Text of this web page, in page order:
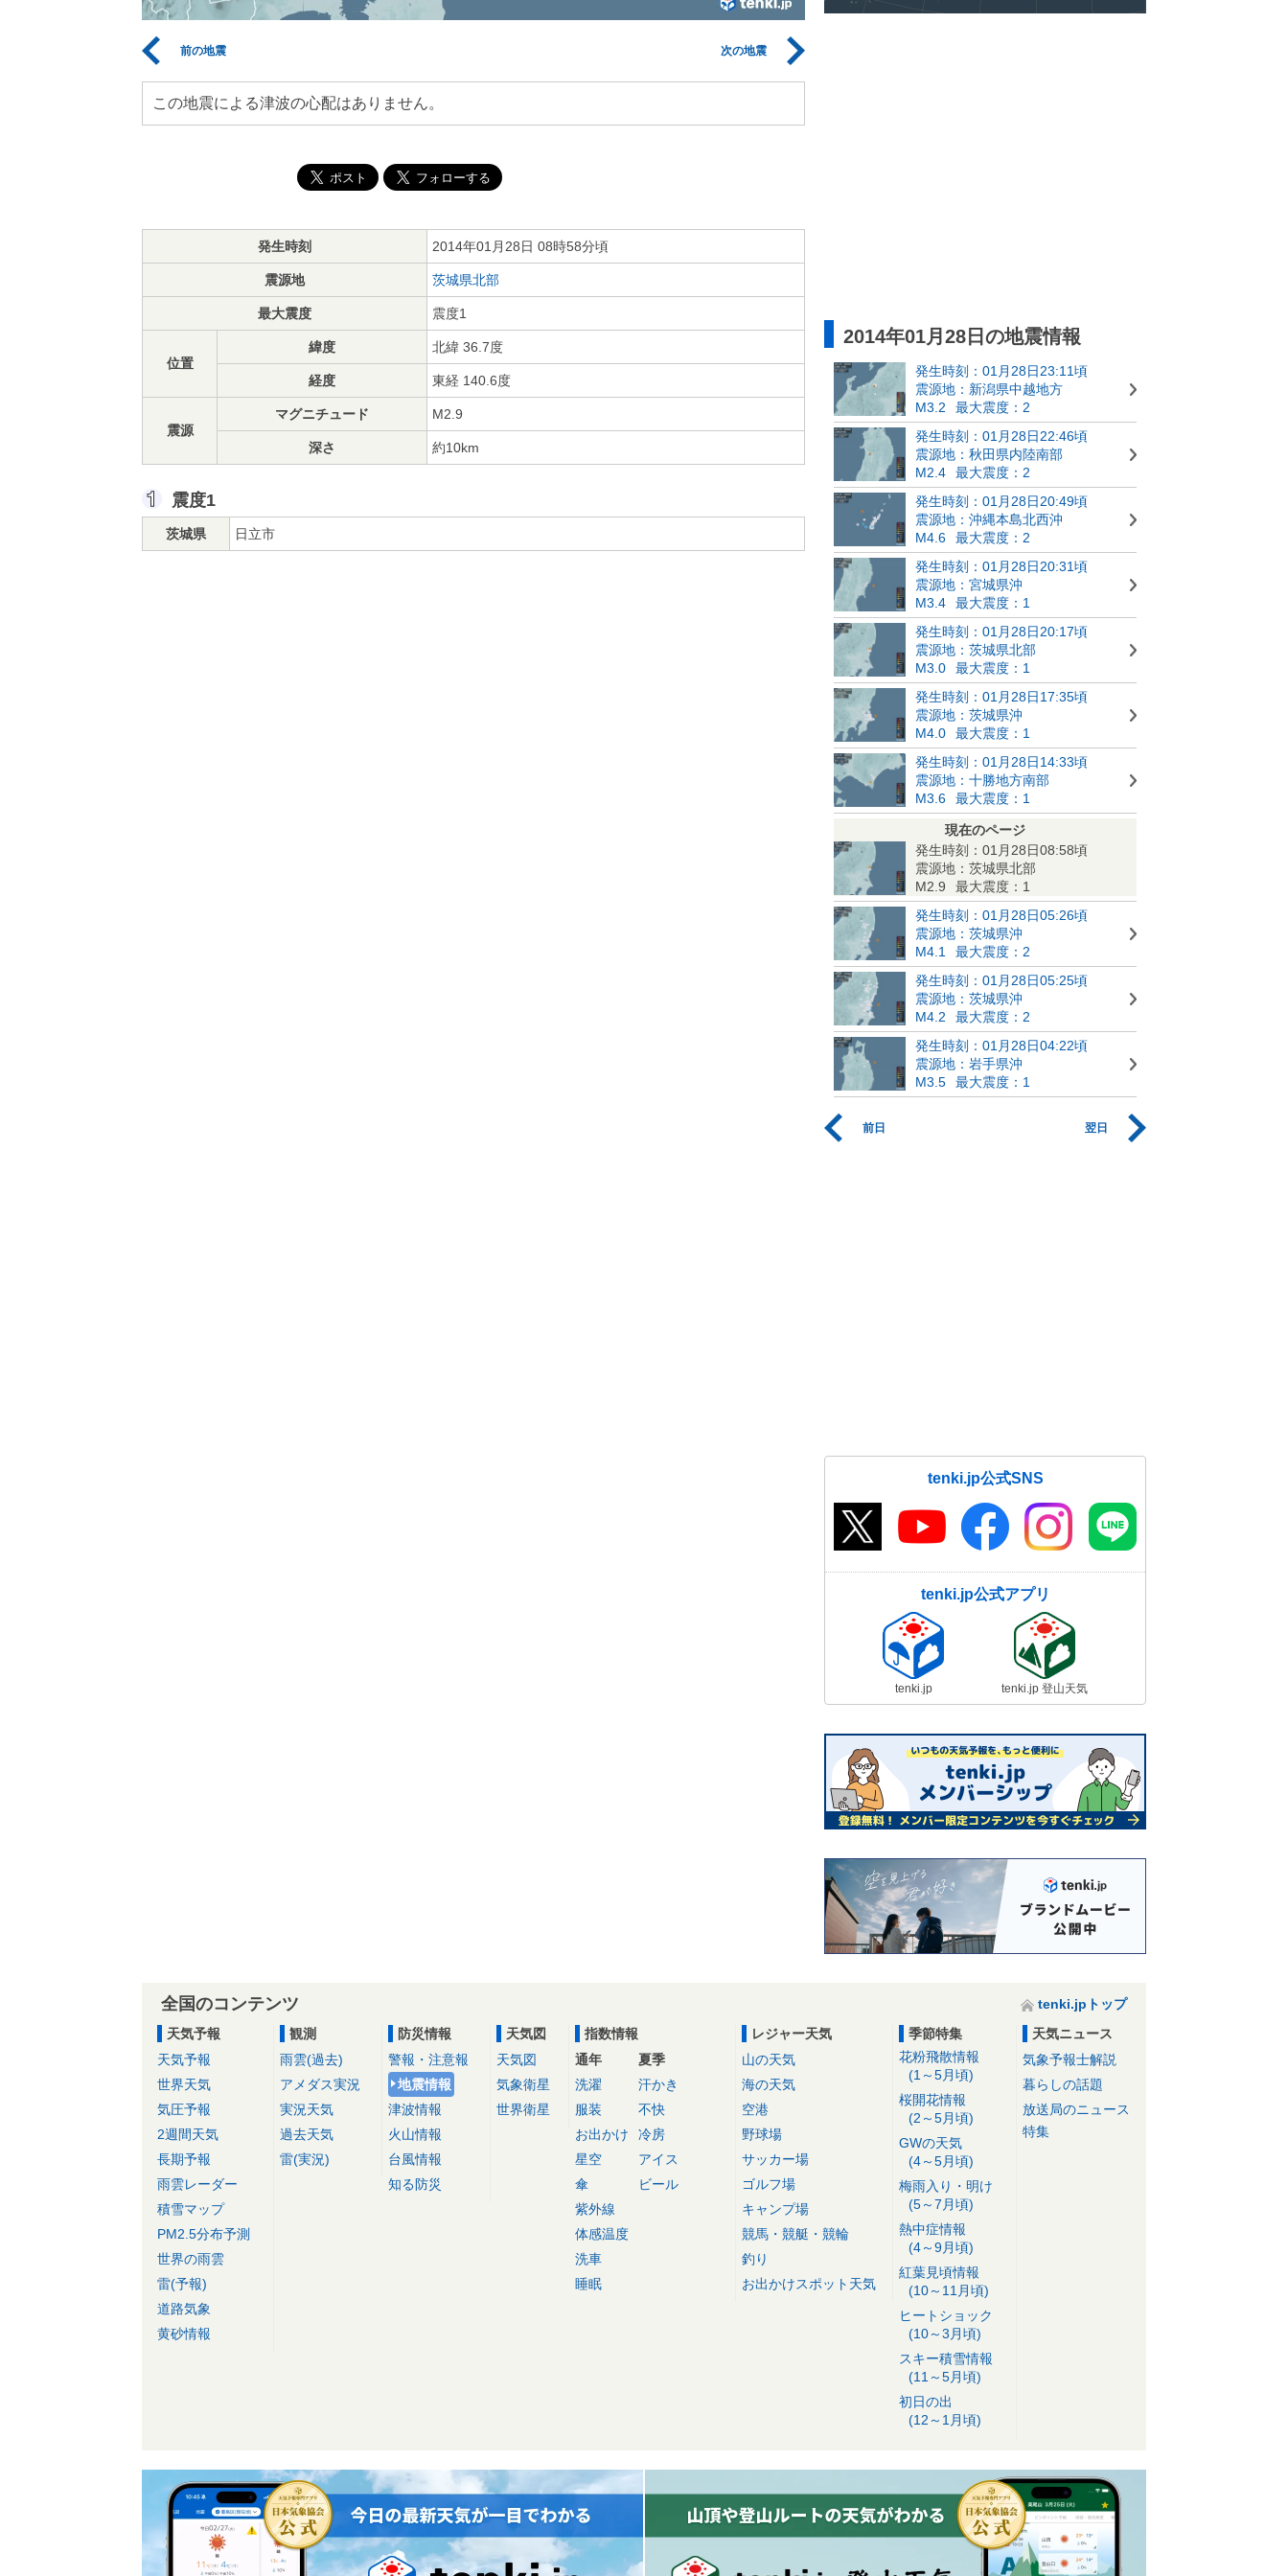
前の地震 次の地震
この地震による津波の心配はありません。
発生時刻 2014年01月28日 08時58分頃
震源地 茨城県北部
最大震度 震度1
位置
緯度 北緯 36.7度
経度 東経 140.6度
震源
マグニチュード M2.9
深さ 約10km
震度1
茨城県 日立市
2014年01月28日の地震情報
発生時刻：01月28日23:11頃
震源地：新潟県中越地方
M3.2
最大震度：2
発生時刻：01月28日22:46頃
震源地：秋田県内陸南部
M2.4
最大震度：2
発生時刻：01月28日20:49頃
震源地：沖縄本島北西沖
M4.6
最大震度：2
発生時刻：01月28日20:31頃
震源地：宮城県沖
M3.4
最大震度：1
発生時刻：01月28日20:17頃
震源地：茨城県北部
M3.0
最大震度：1
発生時刻：01月28日17:35頃
震源地：茨城県沖
M4.0
最大震度：1
発生時刻：01月28日14:33頃
震源地：十勝地方南部
M3.6
最大震度：1
現在のページ
発生時刻：01月28日08:58頃
震源地：茨城県北部
M2.9
最大震度：1
発生時刻：01月28日05:26頃
震源地：茨城県沖
M4.1
最大震度：2
発生時刻：01月28日05:25頃
震源地：茨城県沖
M4.2
最大震度：2
発生時刻：01月28日04:22頃
震源地：岩手県沖
M3.5
最大震度：1
前日 翌日
tenki.jp公式SNS
tenki.jp公式アプリ
tenki.jp tenki.jp 登山天気
全国のコンテンツ
tenki.jpトップ
天気予報
天気予報
世界天気
気圧予報
2週間天気
長期予報
雨雲レーダー
積雪マップ
PM2.5分布予測
世界の雨雲
雷(予報)
道路気象
黄砂情報
観測
雨雲(過去)
アメダス実況
実況天気
過去天気
雷(実況)
防災情報
警報・注意報
地震情報
津波情報
火山情報
台風情報
知る防災
天気図
天気図
気象衛星
世界衛星
指数情報
通年
洗濯
服装
お出かけ
星空
傘
紫外線
体感温度
洗車
睡眠
夏季
汗かき
不快
冷房
アイス
ビール
レジャー天気
山の天気
海の天気
空港
野球場
サッカー場
ゴルフ場
キャンプ場
競馬・競艇・競輪
釣り
お出かけスポット天気
季節特集
花粉飛散情報
(1～5月頃)
桜開花情報
(2～5月頃)
GWの天気
(4～5月頃)
梅雨入り・明け
(5～7月頃)
熱中症情報
(4～9月頃)
紅葉見頃情報
(10～11月頃)
ヒートショック
(10～3月頃)
スキー積雪情報
(11～5月頃)
初日の出
(12～1月頃)
天気ニュース
気象予報士解説
暮らしの話題
放送局のニュース
特集